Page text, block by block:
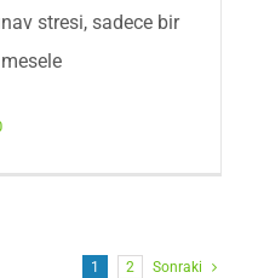
stresi, sadece bir
1 2 Sonraki